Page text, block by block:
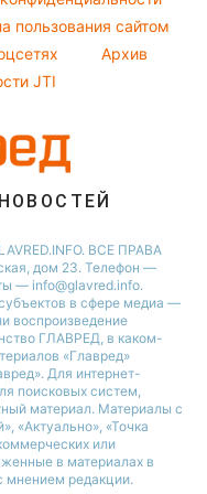
пользования сайтом
Архив
JTI
ВСЕ ПРАВА
дом 23. Телефон —
— info@glavred.info.
в сфере медиа —
воспроизведение
ГЛАВРЕД, в каком-
«Главред»
Для интернет-
поисковых систем,
материал. Материалы с
«Актуально», «Точка
или
в материалах в
мнением редакции.